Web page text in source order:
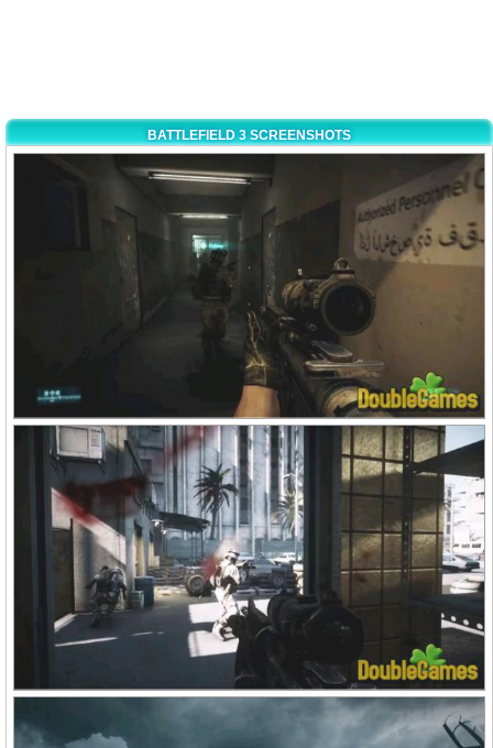
BATTLEFIELD 3 SCREENSHOTS